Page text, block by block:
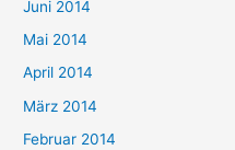
Juni 2014
Mai 2014
April 2014
März 2014
Februar 2014